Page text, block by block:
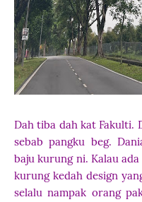
Dah tiba dah kat Fakulti.
sebab pangku beg.
baju kurung ni. Kalau
kurung kedah design
selalu nampak orang